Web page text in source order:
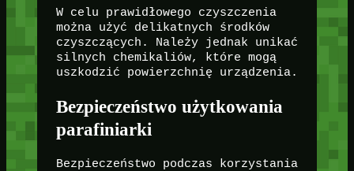
W celu prawidłowego czyszczenia
można użyć delikatnych środków
czyszczących. Należy jednak unikać
silnych chemikaliów, które mogą
uszkodzić powierzchnię urządzenia.
Bezpieczeństwo użytkowania
parafiniarki
Bezpieczeństwo podczas korzystania